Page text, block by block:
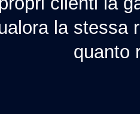
la stessa
quanto